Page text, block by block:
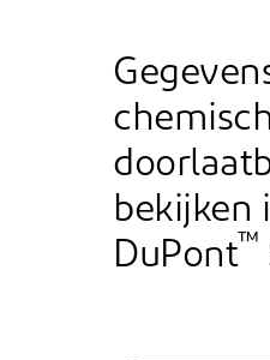
bekijken
DuPont™